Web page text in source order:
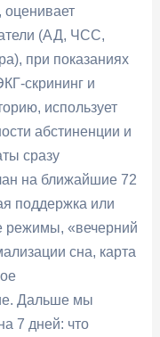
оценивает
(АД, ЧСС,
при показаниях
скрининг и
использует
абстиненции и
сразу
на ближайшие 72
поддержка или
режимы, «вечерний
сна, карта
Дальше мы
7 дней: что